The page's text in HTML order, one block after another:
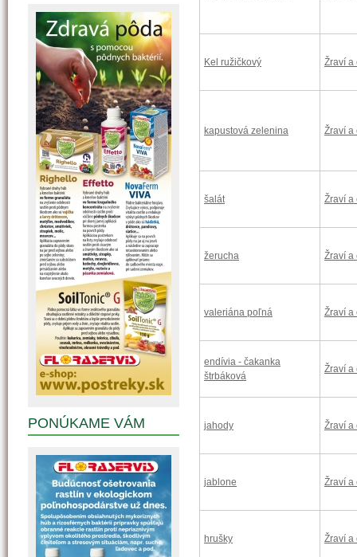
Kel ružičkový Žraví a
kapustová zelenina Žraví a
šalát Žraví a
žerucha Žraví a
valeriána poľná Žraví a
endívia - čakanka
štrbáková
Žraví a
jahody Žraví a
jablone Žraví a
hrušky Žraví a
PONÚKAME VÁM